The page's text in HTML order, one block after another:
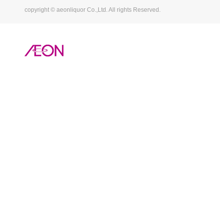
copyright © aeonliquor Co.,Ltd. All rights Reserved.